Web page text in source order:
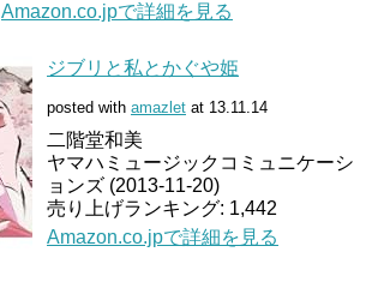
Amazon.co.jpで詳細を見る
ジブリと私とかぐや姫
posted with amazlet at 13.11.14
二階堂和美
ヤマハミュージックコミュニケーシ
ョンズ (2013-11-20)
売り上げランキング: 1,442
Amazon.co.jpで詳細を見る